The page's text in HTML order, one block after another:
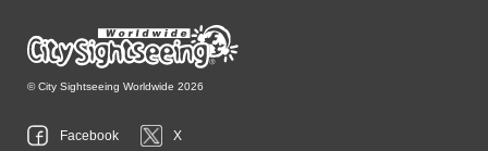
© City Sightseeing Worldwide 2026
Facebook X